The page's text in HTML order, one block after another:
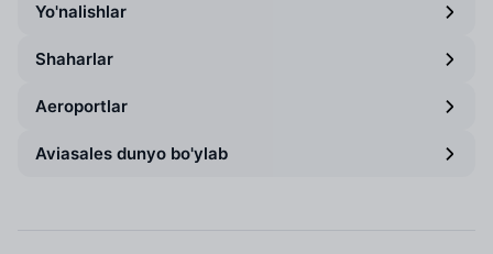
Yo'nalishlar
Shaharlar
Aeroportlar
Aviasales dunyo bo'ylab